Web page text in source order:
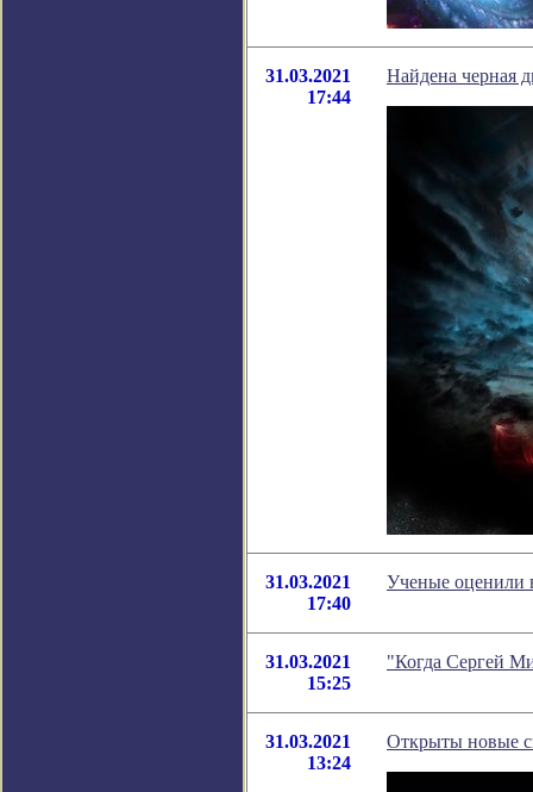
31.03.2021
17:44
Найдена черная
31.03.2021
17:40
Ученые оценили
31.03.2021
15:25
"Когда Сергей
31.03.2021
13:24
Открыты новые